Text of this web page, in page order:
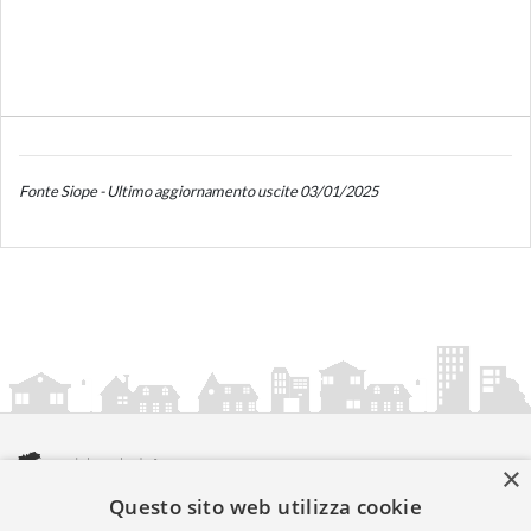
Fonte Siope - Ultimo aggiornamento uscite 03/01/2025
amministrazionicomunali.it è una iniziativa diartemedia.it
×
Questo sito web utilizza cookie